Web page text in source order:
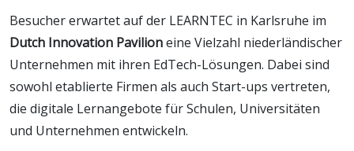
Besucher erwartet auf der LEARNTEC in Karlsruhe im
Dutch Innovation Pavilioneine Vielzahl niederländischer
Unternehmen mit ihren EdTech-Lösungen. Dabei sind
sowohl etablierte Firmen als auch Start-ups vertreten,
die digitale Lernangebote für Schulen, Universitäten
und Unternehmen entwickeln.